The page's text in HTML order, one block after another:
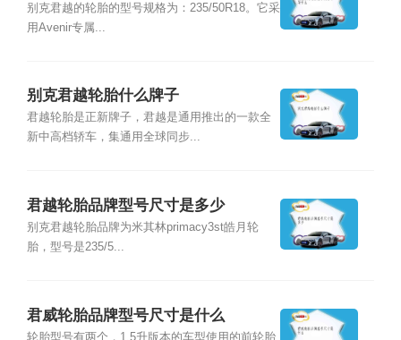
别克君越的轮胎的型号规格为：235/50R18。它采
用Avenir专属...
别克君越轮胎什么牌子
君越轮胎是正新牌子，君越是通用推出的一款全
新中高档轿车，集通用全球同步...
君越轮胎品牌型号尺寸是多少
别克君越轮胎品牌为米其林primacy3st皓月轮
胎，型号是235/5...
君威轮胎品牌型号尺寸是什么
轮胎型号有两个，1.5升版本的车型使用的前轮胎